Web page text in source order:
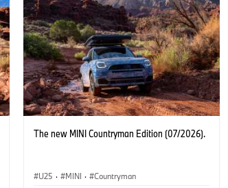
The new MINI Countryman Edition (07/2026).
U25 · MINI · Countryman